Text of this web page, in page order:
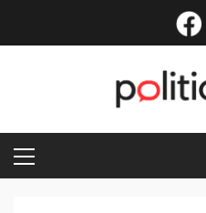
PRIMARY
MENU